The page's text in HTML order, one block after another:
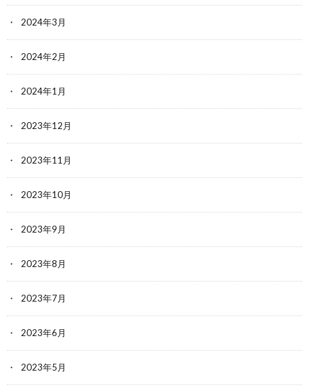
2024年3月
2024年2月
2024年1月
2023年12月
2023年11月
2023年10月
2023年9月
2023年8月
2023年7月
2023年6月
2023年5月